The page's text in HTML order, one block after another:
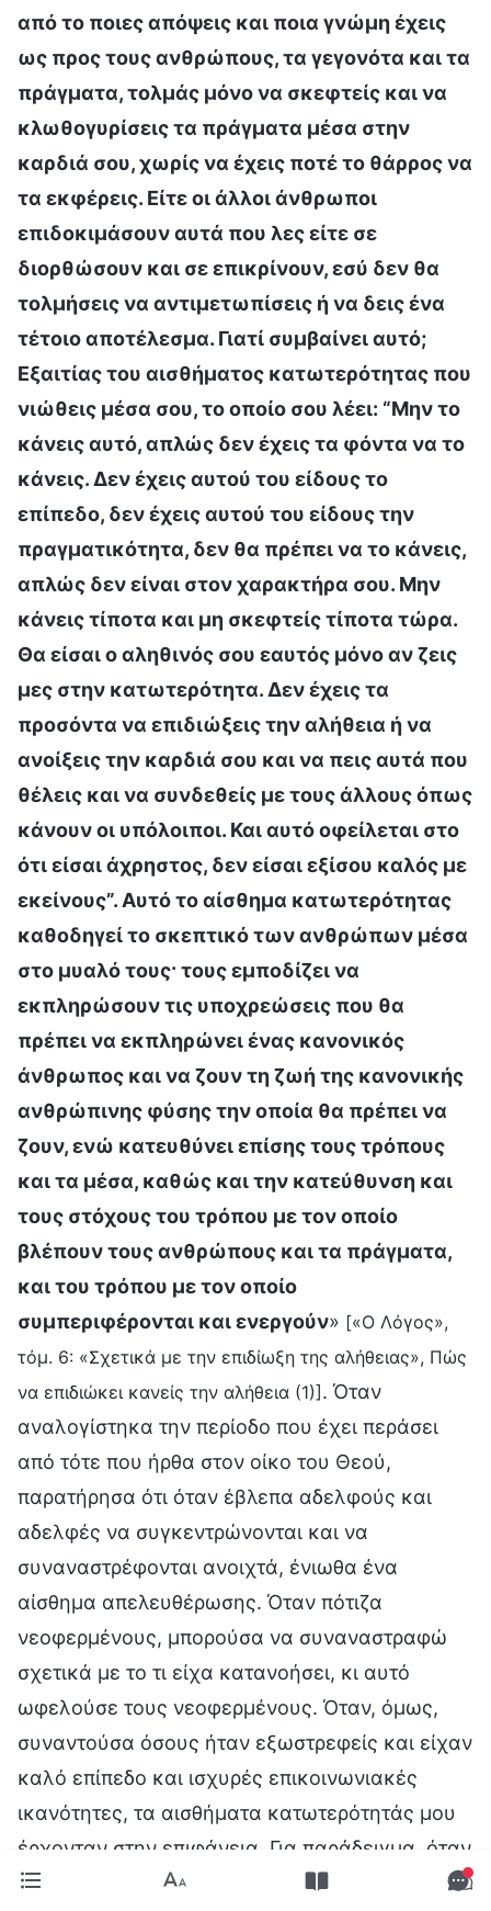
από το ποιες απόψεις και ποια γνώμη έχεις
ως προς τους ανθρώπους, τα γεγονότα και τα
πράγματα, τολμάς μόνο να σκεφτείς και να
κλωθογυρίσεις τα πράγματα μέσα στην
καρδιά σου, χωρίς να έχεις ποτέ το θάρρος να
τα εκφέρεις. Είτε οι άλλοι άνθρωποι
επιδοκιμάσουν αυτά που λες είτε σε
διορθώσουν και σε επικρίνουν, εσύ δεν θα
τολμήσεις να αντιμετωπίσεις ή να δεις ένα
τέτοιο αποτέλεσμα. Γιατί συμβαίνει αυτό;
Εξαιτίας του αισθήματος κατωτερότητας που
νιώθεις μέσα σου, το οποίο σου λέει: “Μην το
κάνεις αυτό, απλώς δεν έχεις τα φόντα να το
κάνεις. Δεν έχεις αυτού του είδους το
επίπεδο, δεν έχεις αυτού του είδους την
πραγματικότητα, δεν θα πρέπει να το κάνεις,
απλώς δεν είναι στον χαρακτήρα σου. Μην
κάνεις τίποτα και μη σκεφτείς τίποτα τώρα.
Θα είσαι ο αληθινός σου εαυτός μόνο αν ζεις
μες στην κατωτερότητα. Δεν έχεις τα
προσόντα να επιδιώξεις την αλήθεια ή να
ανοίξεις την καρδιά σου και να πεις αυτά που
θέλεις και να συνδεθείς με τους άλλους όπως
κάνουν οι υπόλοιποι. Και αυτό οφείλεται στο
ότι είσαι άχρηστος, δεν είσαι εξίσου καλός με
εκείνους”. Αυτό το αίσθημα κατωτερότητας
καθοδηγεί το σκεπτικό των ανθρώπων μέσα
στο μυαλό τους· τους εμποδίζει να
εκπληρώσουν τις υποχρεώσεις που θα
πρέπει να εκπληρώνει ένας κανονικός
άνθρωπος και να ζουν τη ζωή της κανονικής
ανθρώπινης φύσης την οποία θα πρέπει να
ζουν, ενώ κατευθύνει επίσης τους τρόπους
και τα μέσα, καθώς και την κατεύθυνση και
τους στόχους του τρόπου με τον οποίο
βλέπουν τους ανθρώπους και τα πράγματα,
και του τρόπου με τον οποίο
συμπεριφέρονται και ενεργούν» [«Ο Λόγος»,
τόμ. 6: «Σχετικά με την επιδίωξη της αλήθειας», Πώς
να επιδιώκει κανείς την αλήθεια (1)]. Όταν
αναλογίστηκα την περίοδο που έχει περάσει
από τότε που ήρθα στον οίκο του Θεού,
παρατήρησα ότι όταν έβλεπα αδελφούς και
αδελφές να συγκεντρώνονται και να
συναναστρέφονται ανοιχτά, ένιωθα ένα
αίσθημα απελευθέρωσης. Όταν πότιζα
νεοφερμένους, μπορούσα να συναναστραφώ
σχετικά με το τι είχα κατανοήσει, κι αυτό
ωφελούσε τους νεοφερμένους. Όταν, όμως,
συναντούσα όσους ήταν εξωστρεφείς και είχαν
καλό επίπεδο και ισχυρές επικοινωνιακές
ικανότητες, τα αισθήματα κατωτερότητάς μου
έρχονταν στην επιφάνεια. Για παράδειγμα, όταν
πήγαινα σε συναθροίσεις με τη Γουάνγκ Λου, κι